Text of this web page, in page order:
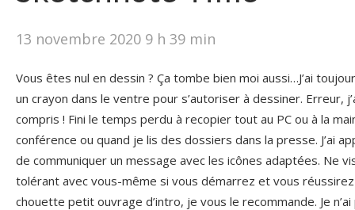
13 novembre 2020 9 h 39 min
Vous êtes nul en dessin ? Ça tombe bien moi aussi…J’ai
un crayon dans le ventre pour s’autoriser à dessiner. Erreur,
compris ! Fini le temps perdu à recopier tout au PC ou à la
conférence ou quand je lis des dossiers dans la presse. J’ai
de communiquer un message avec les icônes adaptées. Ne
tolérant avec vous-même si vous démarrez et vous
chouette petit ouvrage d’intro, je vous le recommande. Je